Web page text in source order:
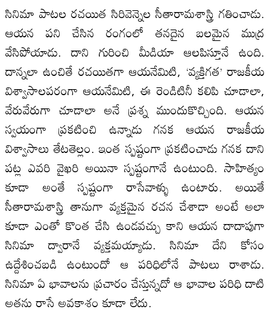
సినిమా పాటల రచయిత సిరివెన్నెల సీతారామశాస్త్రి గతించాడు.
ఆయన పని చేసిన రంగంలో తనదైన బలమైన ముద్ర
వేసిపోయాడు. దాని గురించి మీడియా ఆలపిస్తూనే ఉంది.
దాన్నలా ఉంచితే రచయితగా ఆయనేమిటి, ‘వ్యక్తిగత’ రాజకీయ
విశ్వాసాలపరంగా ఆయనేమిటి, ఈ రెండిటినీ కలిపి చూడాలా,
వేరువేరుగా చూడాలా అనే ప్రశ్న ముందుకొచ్చింది. ఆయన
స్వయంగా ప్రకటించి ఉన్నాడు గనక ఆయన రాజకీయ
విశ్వాసాలు తేటతెల్లం. ఇంత స్పష్టంగా ప్రకటించాడు గనక దాని
పట్ల ఎవరి వైఖరి అయినా స్పష్టంగానే ఉంటుంది. సాహిత్యం
కూడా అంతే స్పష్టంగా రాసేవాళ్ళు ఉంటారు. అయితే
సీతారామశాస్త్రి తానుగా వ్యక్తమైన రచన చేశాడా అంటే అలా
కూడా ఎంతో కొంత చేసి ఉండవచ్చు కాని ఆయన దాదాపుగా
సినిమా ద్వారానే వ్యక్తమయ్యాడు. సినిమా దేని కోసం
ఉద్దేశించబడి ఉంటుందో ఆ పరిధిలోనే పాటలు రాశాడు.
సినిమా ఏ భావాలను ప్రచారం చేస్తున్నదో ఆ భావాల పరిధి దాటి
అతను రాసే అవకాశం కూడా లేదు.